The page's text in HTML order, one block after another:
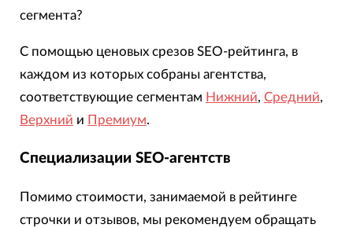
сегмента?
С помощью ценовых срезов SEO-рейтинга, в
каждом из которых собраны агентства,
соответствующие сегментам Нижний, Средний,
Верхний и Премиум.
Специализации SEO-агентств
Помимо стоимости, занимаемой в рейтинге
строчки и отзывов, мы рекомендуем обращать